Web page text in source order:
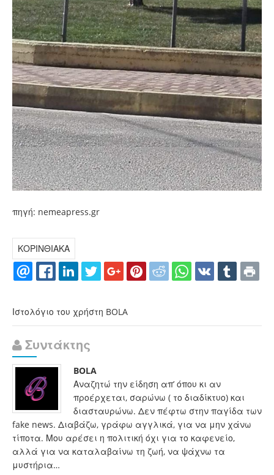
πηγή: nemeapress.gr
ΚΟΡΙΝΘΙΑΚΑ
Ιστολόγιο του χρήστη BOLA
Συντάκτης
BOLA
Αναζητώ την είδηση απ’ όπου κι αν
προέρχεται, σαρώνω ( το διαδίκτυο) και
διασταυρώνω. Δεν πέφτω στην παγίδα των
fake news. Διαβάζω, γράφω αγγλικά, για να μην χάνω
τίποτα. Μου αρέσει η πολιτική όχι για το καφενείο,
αλλά για να καταλαβαίνω τη ζωή, να ψάχνω τα
μυστήρια…